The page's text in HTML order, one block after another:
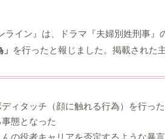
イン』は、ドラマ『夫婦別姓刑事』
を行ったと報じました。掲載された
ィタッチ（顔に触れる行為）を行った
態となった
の役者キャリアを否定するような暴